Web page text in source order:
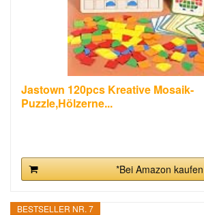
Jastown 120pcs Kreative Mosaik-
Puzzle,Hölzerne...
*Bei Amazon kaufen
BESTSELLER NR. 7